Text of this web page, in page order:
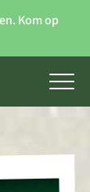
Kom op